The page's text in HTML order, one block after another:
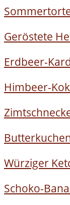
Geröstete
Erdbeer-
Himbeer-
Würziger
Schoko-